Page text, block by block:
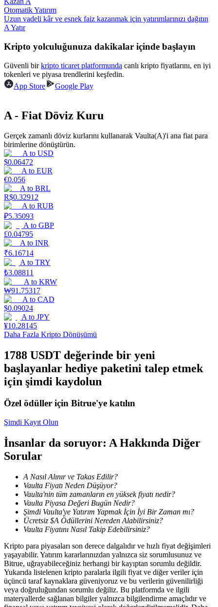
Ticaret stratejileri
Kazan
Power Piggy
Günlük rekabetçi ödüller kazanın
Staking
Yüksek getiri ve anında erişim
Launchpool
Otomatik Yatırım
Uzun vadeli kâr ve esnek faiz kazanmak için yatırımlarınızı dağıtın
A Yatır
Kripto yolculuğunuza dakikalar içinde başlayın
Güvenli birkripto ticaret platformunda canlı kripto fiyatlarını, en iyi
tokenleri ve piyasa trendlerini keşfedin.
App Store
Google Play
A - Fiat Döviz Kuru
Gerçek zamanlı döviz kurlarını kullanarak Vaulta(A)'i ana fiat para
birimlerine dönüştürün.
Ato USD
$0.06472
Ato EUR
€0.056
Ato BRL
R$0.32912
Ato RUB
₽5.35093
Ato GBP
£0.04795
Ato INR
₹6.16714
Ato TRY
₺3.08811
Ato KRW
₩91.75317
Ato CAD
$0.09024
Ato JPY
¥10.28145
Daha Fazla Kripto Dönüşümü
1788 USDT değerinde bir yeni
başlayanlar hediye paketini talep etmek
için şimdi kaydolun
Özel ödüller için Bitrue'ye katılın
Şimdi Kayıt Olun
İnsanlar da soruyor: A Hakkında Diğer
Sorular
A Nasıl Alınır ve Takas Edilir?
Vaulta Fiyatı Neden Düşüyor?
Vaulta'nin tüm zamanların en yüksek fiyatı nedir?
Vaulta Piyasa Değeri Bugün Nedir?
Şimdi Vaulta'ye Yatırım Yapmak İçin İyi Bir Zaman mı?
Ücretsiz $A Ödüllerini Nereden Alabilirsiniz?
Vaulta Fiyatını Nasıl Takip Edebilirsiniz?
Kripto para piyasaları son derece dalgalıdır ve hızlı fiyat değişimleri
yaşayabilir. Yatırım kararlarınızdan yalnızca siz sorumlusunuz ve
Bitrue, uğrayabileceğiniz herhangi bir kayıptan sorumlu değildir.
Yukarıda listelenen kripto paralarla ilgili fiyat ve diğer veriler için
üçüncü taraf kaynaklara güveniyoruz ve bu verilerin güvenilirliği
veya doğruluğundan sorumlu değiliz. Bu platformda ve ilgili
materyallerde sağlanan bilgiler yalnızca bilgilendirme amaçlıdır ve